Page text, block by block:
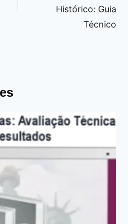
Histórico: Guia
Técnico